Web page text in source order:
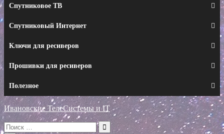
Спутниковое ТВ
Спутниковый Интернет
Ключи для ресиверов
Прошивки для ресиверов
Полезное
Ивановские ТелеСистемы и IT
Искать: